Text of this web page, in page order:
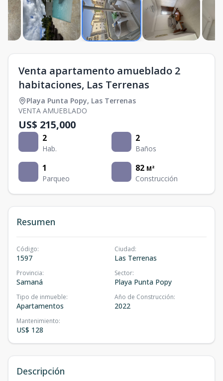
Venta apartamento amueblado 2
habitaciones, Las Terrenas
Playa Punta Popy, Las Terrenas
VENTA AMUEBLADO
US$ 215,000
2
Hab.
2
Baños
1
Parqueo
82 M²
Construcción
Resumen
Código:
1597
Ciudad:
Las Terrenas
Provincia:
Samaná
Sector:
Playa Punta Popy
Tipo de inmueble:
Apartamentos
Año de Construcción:
2022
Mantenimiento:
US$ 128
Descripción